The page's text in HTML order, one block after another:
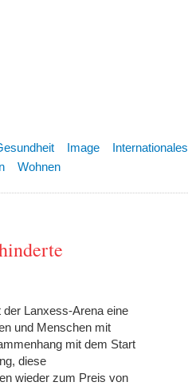
Image Internationales
Wohnen
Lanxess-Arena eine
und Menschen mit
mit dem Start
diese
wieder zum Preis von